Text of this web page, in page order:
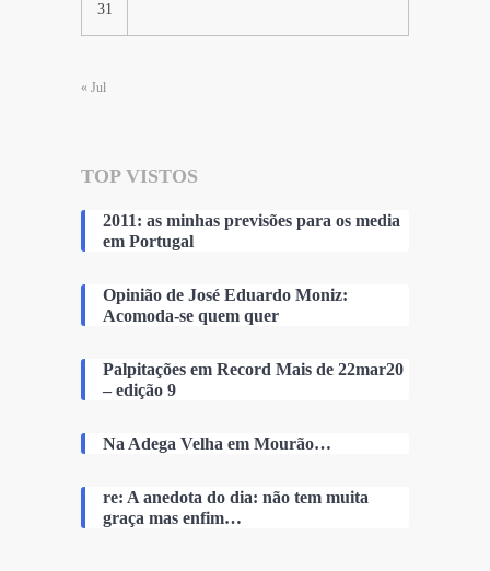
31
« Jul
TOP VISTOS
2011: as minhas previsões para os media
em Portugal
Opinião de José Eduardo Moniz:
Acomoda-se quem quer
Palpitações em Record Mais de 22mar20
– edição 9
Na Adega Velha em Mourão…
re: A anedota do dia: não tem muita
graça mas enfim…